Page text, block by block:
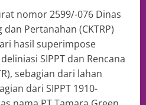
nomor 2599/-076 Dinas
Pertanahan (CKTRP)
hasil superimpose
SIPPT dan Rencana
sebagian dari lahan
dari SIPPT 1910-